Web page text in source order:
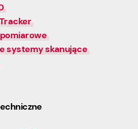
systemy skanujące